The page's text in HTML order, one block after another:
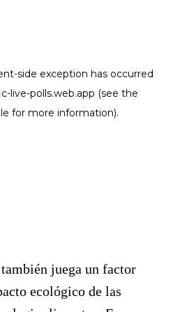
juega un factor
ecológico de las